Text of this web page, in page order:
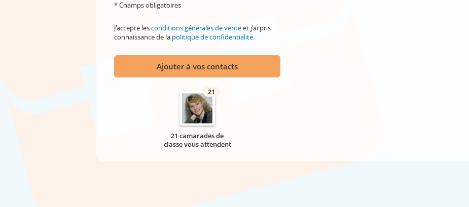
* Champs obligatoires
J'accepte lesconditions générales de venteet j'ai pris
connaissance de la politique de confidentialité.
Ajouter à vos contacts
21
21 camarades de
classe vous attendent